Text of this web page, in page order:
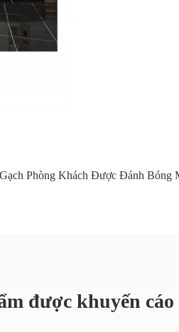
Gạch Phòng Khách Được Đánh Bóng
được khuyến cáo